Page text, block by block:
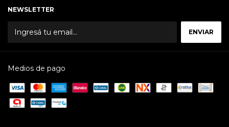
NEWSLETTER
Medios de pago